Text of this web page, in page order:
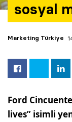
sosyal
Marketing Türkiye
Ford
lives” isimli